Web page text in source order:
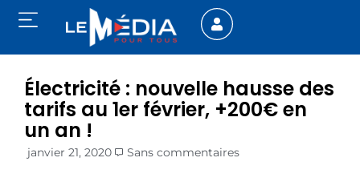
Électricité : nouvelle hausse des
tarifs au 1er février, +200€ en
un an !
janvier 21, 2020 Sans commentaires